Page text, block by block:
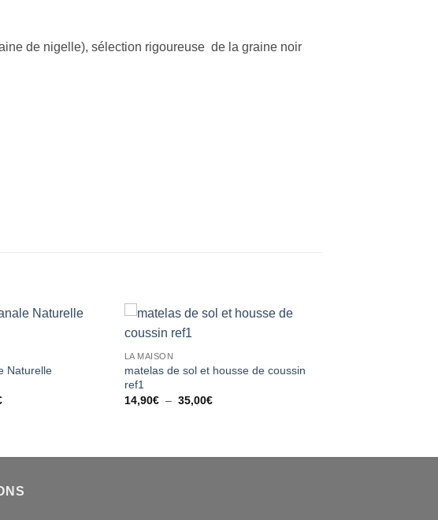
de nigelle), sélection rigoureuse de la graine noir
Naturelle
Plage
19,90€
d’envies
LA MAISON
matelas de sol et housse de coussin
ref1
14,90€ – 35,00€Plage
35,00€